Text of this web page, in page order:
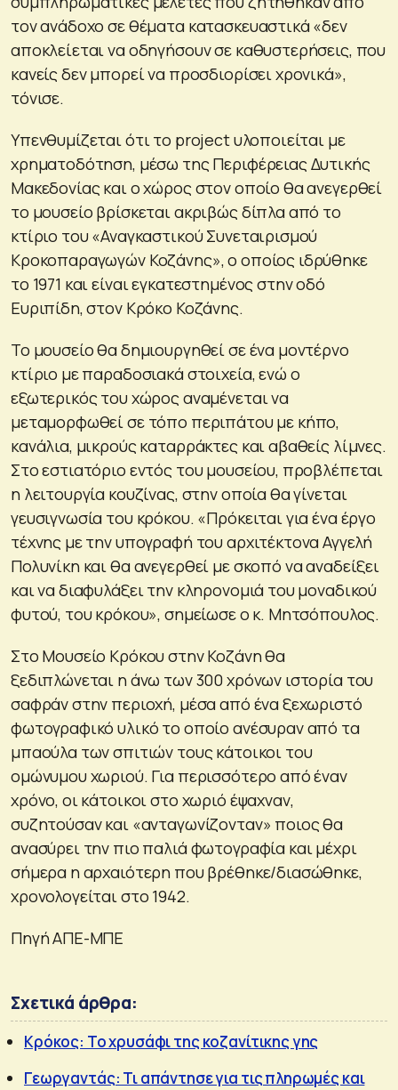
τον ανάδοχο σε θέματα κατασκευαστικά «δεν
αποκλείεται να οδηγήσουν σε καθυστερήσεις, που
κανείς δεν μπορεί να προσδιορίσει χρονικά»,
τόνισε.
Υπενθυμίζεται ότι το project υλοποιείται με
χρηματοδότηση, μέσω της Περιφέρειας Δυτικής
Μακεδονίας και ο χώρος στον οποίο θα ανεγερθεί
το μουσείο βρίσκεται ακριβώς δίπλα από το
κτίριο του «Αναγκαστικού Συνεταιρισμού
Κροκοπαραγωγών Κοζάνης», ο οποίος ιδρύθηκε
το 1971 και είναι εγκατεστημένος στην οδό
Ευριπίδη, στον Κρόκο Κοζάνης.
Το μουσείο θα δημιουργηθεί σε ένα μοντέρνο
κτίριο με παραδοσιακά στοιχεία, ενώ ο
εξωτερικός του χώρος αναμένεται να
μεταμορφωθεί σε τόπο περιπάτου με κήπο,
κανάλια, μικρούς καταρράκτες και αβαθείς λίμνες.
Στο εστιατόριο εντός του μουσείου, προβλέπεται
η λειτουργία κουζίνας, στην οποία θα γίνεται
γευσιγνωσία του κρόκου. «Πρόκειται για ένα έργο
τέχνης με την υπογραφή του αρχιτέκτονα Αγγελή
Πολυνίκη και θα ανεγερθεί με σκοπό να αναδείξει
και να διαφυλάξει την κληρονομιά του μοναδικού
φυτού, του κρόκου», σημείωσε ο κ. Μητσόπουλος.
Στο Μουσείο Κρόκου στην Κοζάνη θα
ξεδιπλώνεται η άνω των 300 χρόνων ιστορία του
σαφράν στην περιοχή, μέσα από ένα ξεχωριστό
φωτογραφικό υλικό το οποίο ανέσυραν από τα
μπαούλα των σπιτιών τους κάτοικοι του
ομώνυμου χωριού. Για περισσότερο από έναν
χρόνο, οι κάτοικοι στο χωριό έψαχναν,
συζητούσαν και «ανταγωνίζονταν» ποιος θα
ανασύρει την πιο παλιά φωτογραφία και μέχρι
σήμερα η αρχαιότερη που βρέθηκε/διασώθηκε,
χρονολογείται στο 1942.
Πηγή ΑΠΕ-ΜΠΕ
Σχετικά άρθρα:
Κρόκος: Το χρυσάφι της κοζανίτικης γης
Γεωργαντάς: Τι απάντησε για τις πληρωμές και